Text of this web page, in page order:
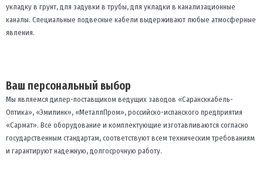
укладку в грунт, для задувки в трубы, для укладки в канализационные
каналы. Специальные подвесные кабели выдерживают любые атмосферные
явления.
Ваш персональный выбор
Мы являемся дилер-поставщиком ведущих заводов «Сарансккабель-
Оптика», «Эмилинк», «МеталлПром», российско-испанского предприятия
«Сармат». Все оборудование и комплектующие изготавливаются согласно
государственным стандартам, соответствуют всем техническим требованиям
и гарантируют надежную, долгосрочную работу.